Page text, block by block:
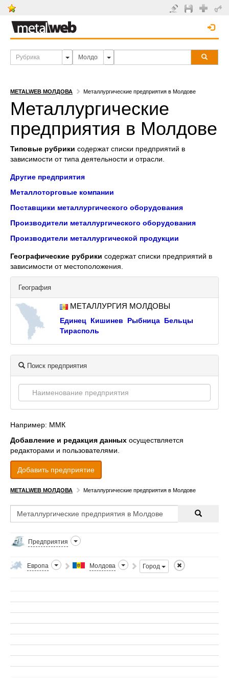
METALWEB МОЛДОВА Металлургические предприятия в Молдове
Металлургические
предприятия в Молдове
Типовые рубрики содержат списки предприятий в
зависимости от типа деятельности и отрасли.
Другие предприятия
Металлоторговые компании
Поставщики металлургического оборудования
Производители металлургического оборудования
Производители металлургической продукции
Географические рубрики содержат списки предприятий в
зависимости от местоположения.
География
МЕТАЛЛУРГИЯ МОЛДОВЫ
Единец Кишинев Рыбница Бельцы
Тирасполь
Поиск предприятия
Например: ММК
Добавление и редакция данных осуществляется
редакторами и пользователями.
Добавить предприятие
METALWEB МОЛДОВА Металлургические предприятия в Молдове
Предприятия
Европа Молдова Город